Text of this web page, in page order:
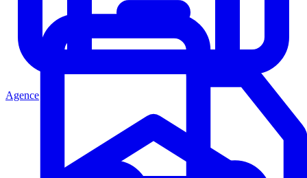
Agence